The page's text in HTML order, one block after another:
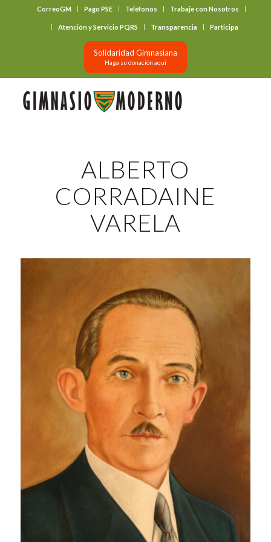
CorreoGM Pago PSE Teléfonos Trabaje con Nosotros
Atención y Servicio PQRS Transparencia Participa
Solidaridad Gimnasiana
Haga su donación aquí
ALBERTO
CORRADAINE
VARELA